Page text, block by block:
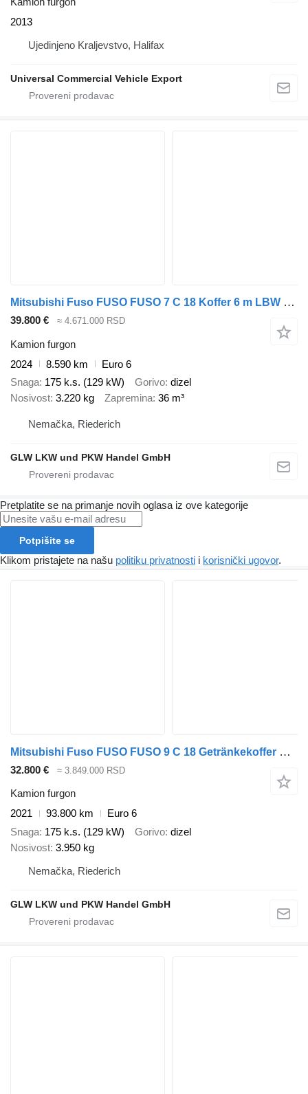
2013
Ujedinjeno Kraljevstvo, Halifax
Universal Commercial Vehicle Export
Mitsubishi Fuso FUSO FUSO 7 C 18 Koffer 6 m LBW 1 T*KLIMA*Automatik
39.800 € ≈ 4.671.000 RSD
Kamion furgon
2024
8.590 km
Euro 6
Snaga 175 k.s. (129 kW) Gorivo dizel
Nosivost 3.220 kg Zapremina 36 m³
Nemačka, Riederich
GLW LKW und PKW Handel GmbH
Pretplatite se na primanje novih oglasa iz ove kategorije
Potpišite se
Klikom pristajete na našu politiku privatnosti i korisnički ugovor.
Mitsubishi Fuso FUSO FUSO 9 C 18 Getränkekoffer m. 4,7 m Rolläden
32.800 € ≈ 3.849.000 RSD
Kamion furgon
2021
93.800 km
Euro 6
Snaga 175 k.s. (129 kW) Gorivo dizel
Nosivost 3.950 kg
Nemačka, Riederich
GLW LKW und PKW Handel GmbH